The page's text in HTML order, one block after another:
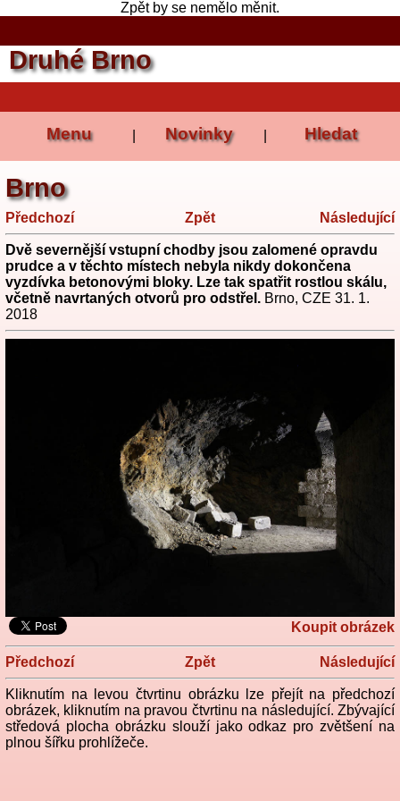
Zpět by se nemělo měnit.
Druhé Brno
Menu Novinky Hledat
Brno
Předchozí Zpět Následující
Dvě severnější vstupní chodby jsou zalomené opravdu
prudce a v těchto místech nebyla nikdy dokončena
vyzdívka betonovými bloky. Lze tak spatřit rostlou skálu,
včetně navrtaných otvorů pro odstřel. Brno, CZE 31. 1.
2018
Koupit obrázek
Předchozí Zpět Následující
Kliknutím na levou čtvrtinu obrázku lze přejít na předchozí
obrázek, kliknutím na pravou čtvrtinu na následující. Zbývající
středová plocha obrázku slouží jako odkaz pro zvětšení na
plnou šířku prohlížeče.